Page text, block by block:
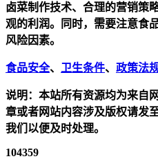
卤菜制作技术、合理的营销策
观的利润。同时，需要注意食
风险因素。
食品安全、 卫生条件、 政策法
说明：本站所有资源均为来自
章或者网站内容涉及版权请发
我们以便及时处理。
104359